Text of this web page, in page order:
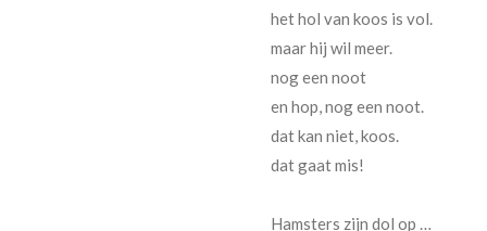
het hol van koos is vol.
maar hij wil meer.
nog een noot
en hop, nog een noot.
dat kan niet, koos.
dat gaat mis!
Hamsters zijn dol op …